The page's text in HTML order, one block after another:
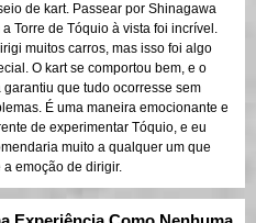
de kart. Passear por Shinagawa
a Torre de Tóquio à vista foi incrível.
muitos carros, mas isso foi algo
O kart se comportou bem, e o
garantiu que tudo ocorresse sem
É uma maneira emocionante e
de experimentar Tóquio, e eu
muito a qualquer um que
a emoção de dirigir.